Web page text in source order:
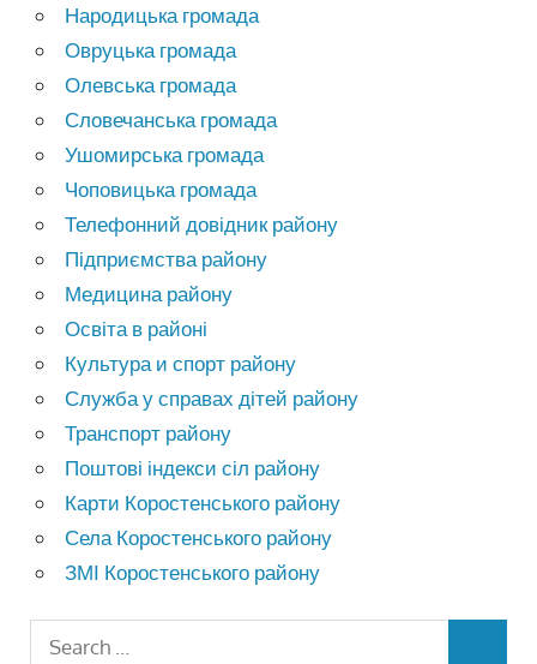
Народицька громада
Овруцька громада
Олевська громада
Словечанська громада
Ушомирська громада
Чоповицька громада
Телефонний довідник району
Підприємства району
Медицина району
Освіта в районі
Культура и спорт району
Служба у справах дітей району
Транспорт району
Поштові індекси сіл району
Карти Коростенського району
Села Коростенського району
ЗМІ Коростенського району